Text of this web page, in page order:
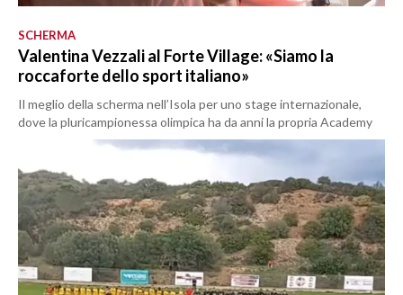
SCHERMA
Valentina Vezzali al Forte Village: «Siamo la
roccaforte dello sport italiano»
Il meglio della scherma nell’Isola per uno stage internazionale,
dove la pluricampionessa olimpica ha da anni la propria Academy